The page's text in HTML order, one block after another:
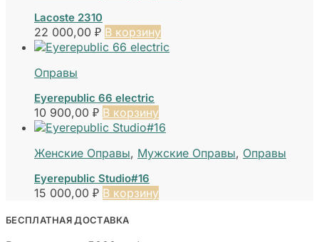
Lacoste 2310
22 000,00 ₽ В корзину
Оправы
Eyerepublic 66 electric
10 900,00 ₽ В корзину
Женские Оправы, Мужские Оправы, Оправы
Eyerepublic Studio#16
15 000,00 ₽ В корзину
БЕСПЛАТНАЯ ДОСТАВКА